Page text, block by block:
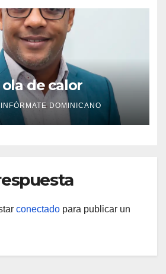
de calor
INFÓRMATE DOMINICANO
conectado para publicar un